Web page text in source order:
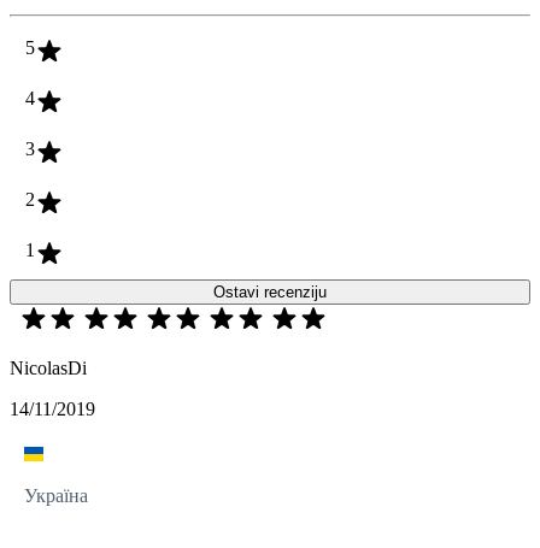
5
4
3
2
1
Ostavi recenziju
NicolasDi
14/11/2019
Україна